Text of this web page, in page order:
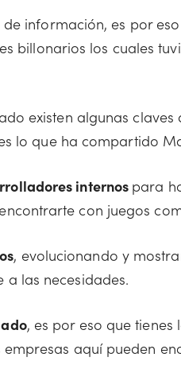
información, es por
billonarios los cuales
existen algunas
lo que ha compartido
internos para
con juegos
, evolucionando y
a las necesidades.
, es por eso que
aquí pueden